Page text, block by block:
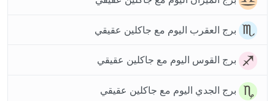
برج العقرب اليوم مع جاكلين عقيقي
برج القوس اليوم مع جاكلين عقيقي
برج الجدي اليوم مع جاكلين عقيقي